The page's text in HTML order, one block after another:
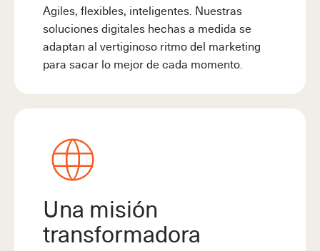
Agiles, flexibles, inteligentes. Nuestras
soluciones digitales hechas a medida se
adaptan al vertiginoso ritmo del marketing
para sacar lo mejor de cada momento.
Una misión
transformadora